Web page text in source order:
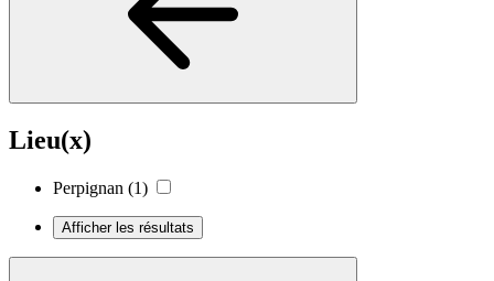
Lieu(x)
Perpignan (1)
Afficher les résultats